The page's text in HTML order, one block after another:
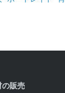
の販売